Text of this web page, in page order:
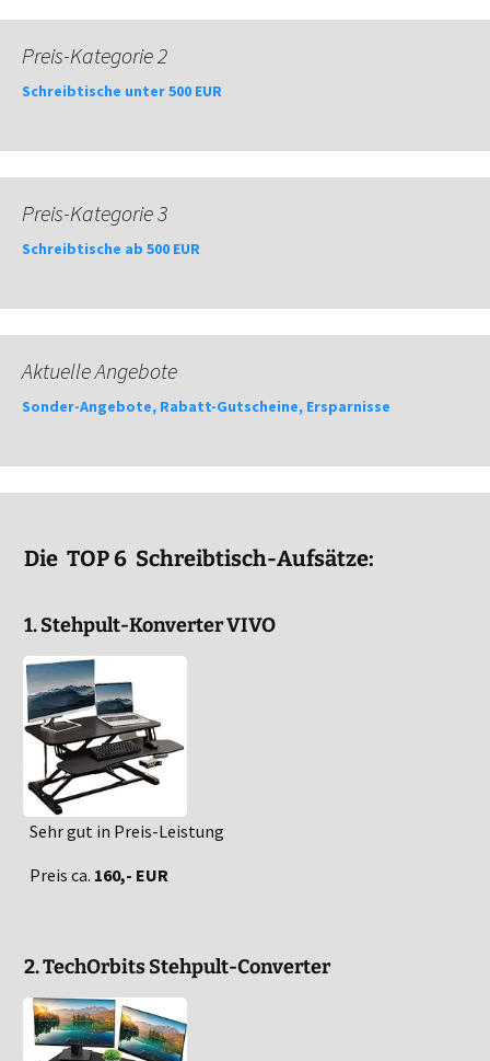
Preis-Kategorie 2
Schreibtische unter 500 EUR
Preis-Kategorie 3
Schreibtische ab 500 EUR
Aktuelle Angebote
Sonder-Angebote, Rabatt-Gutscheine, Ersparnisse
Die TOP 6 Schreibtisch-Aufsätze:
1. Stehpult-Konverter VIVO
Sehr gut in Preis-Leistung
Preis ca. 160,- EUR
2. TechOrbits Stehpult-Converter